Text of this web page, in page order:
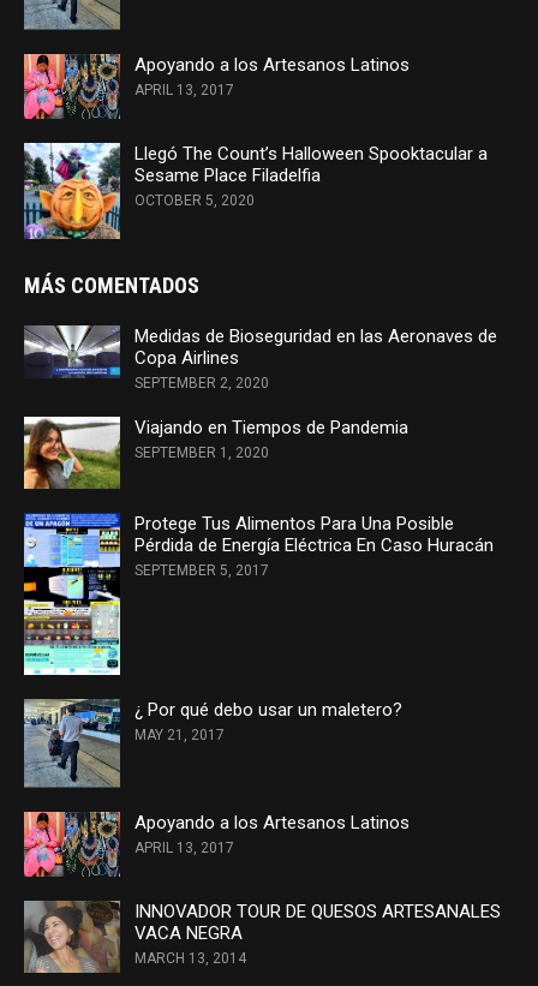
Apoyando a los Artesanos Latinos
APRIL 13, 2017
Llegó The Count’s Halloween Spooktacular a
Sesame Place Filadelfia
OCTOBER 5, 2020
MÁS COMENTADOS
Medidas de Bioseguridad en las Aeronaves de
Copa Airlines
SEPTEMBER 2, 2020
Viajando en Tiempos de Pandemia
SEPTEMBER 1, 2020
Protege Tus Alimentos Para Una Posible
Pérdida de Energía Eléctrica En Caso Huracán
SEPTEMBER 5, 2017
¿ Por qué debo usar un maletero?
MAY 21, 2017
Apoyando a los Artesanos Latinos
APRIL 13, 2017
INNOVADOR TOUR DE QUESOS ARTESANALES
VACA NEGRA
MARCH 13, 2014